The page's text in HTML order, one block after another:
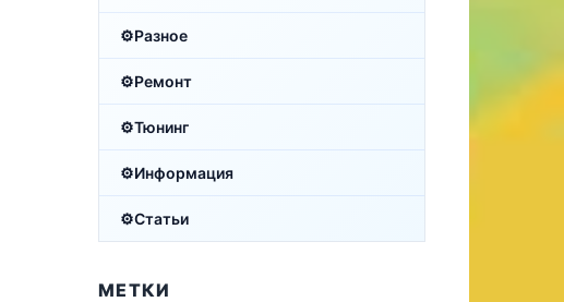
Разное
Ремонт
Тюнинг
Информация
Статьи
МЕТКИ